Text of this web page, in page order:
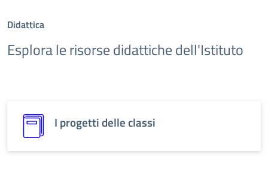
Didattica
Esplora le risorse didattiche dell'Istituto
I progetti delle classi